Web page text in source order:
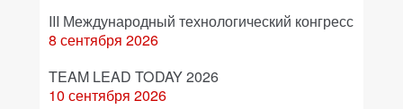
III Международный технологический конгресс
8 сентября 2026
TEAM LEAD TODAY 2026
10 сентября 2026